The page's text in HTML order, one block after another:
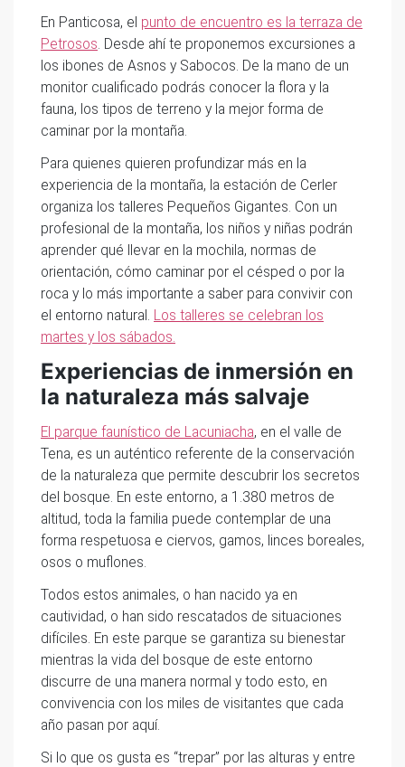
En Panticosa, el punto de encuentro es la terraza de
Petrosos. Desde ahí te proponemos excursiones a
los ibones de Asnos y Sabocos. De la mano de un
monitor cualificado podrás conocer la flora y la
fauna, los tipos de terreno y la mejor forma de
caminar por la montaña.
Para quienes quieren profundizar más en la
experiencia de la montaña, la estación de Cerler
organiza los talleres Pequeños Gigantes. Con un
profesional de la montaña, los niños y niñas podrán
aprender qué llevar en la mochila, normas de
orientación, cómo caminar por el césped o por la
roca y lo más importante a saber para convivir con
el entorno natural. Los talleres se celebran los
martes y los sábados.
Experiencias de inmersión en
la naturaleza más salvaje
El parque faunístico de Lacuniacha, en el valle de
Tena, es un auténtico referente de la conservación
de la naturaleza que permite descubrir los secretos
del bosque. En este entorno, a 1.380 metros de
altitud, toda la familia puede contemplar de una
forma respetuosa e ciervos, gamos, linces boreales,
osos o muflones.
Todos estos animales, o han nacido ya en
cautividad, o han sido rescatados de situaciones
difíciles. En este parque se garantiza su bienestar
mientras la vida del bosque de este entorno
discurre de una manera normal y todo esto, en
convivencia con los miles de visitantes que cada
año pasan por aquí.
Si lo que os gusta es “trepar” por las alturas y entre